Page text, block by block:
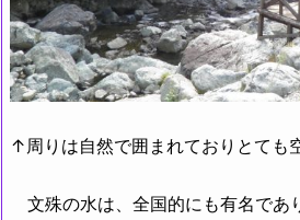
↑周りは自然で囲まれておりとても
文殊の水は、全国的にも有名であ